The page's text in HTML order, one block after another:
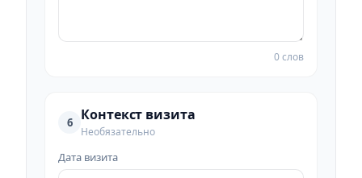
0 слов
6 Контекст визита
Необязательно
Дата визита